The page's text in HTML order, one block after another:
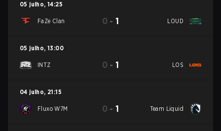
05 julho, 14:25
FaZe Clan 0 -1 LOUD
05 julho, 13:00
INTZ 0 -1 LOS
04 julho, 21:15
Fluxo W7M 0 -1 Team Liquid